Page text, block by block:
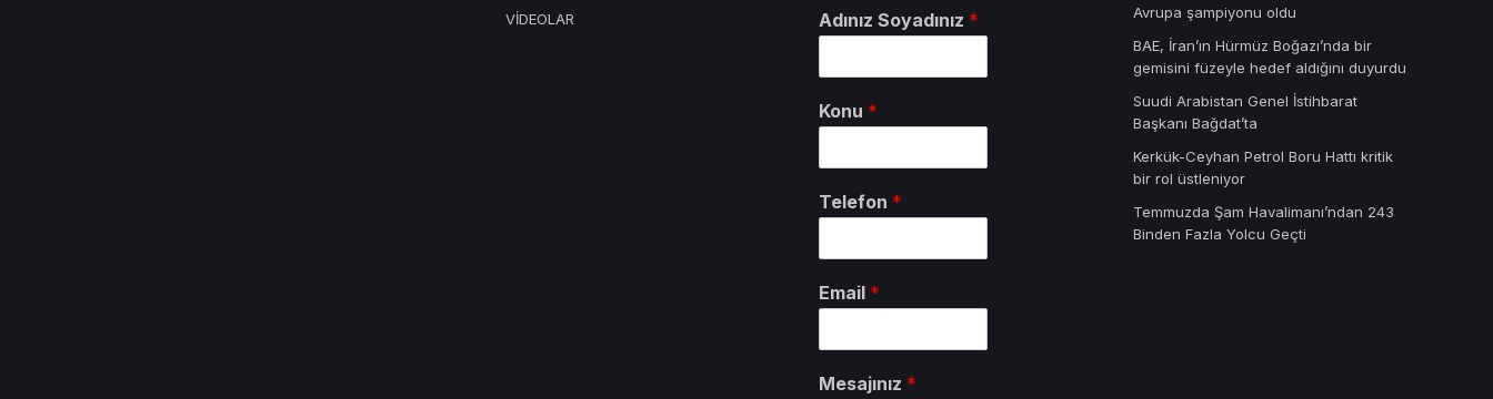
VİDEOLAR
Adınız Soyadınız *
Konu *
Telefon *
Email *
Mesajınız *
Avrupa şampiyonu oldu
BAE, İran’ın Hürmüz Boğazı’nda bir
gemisini füzeyle hedef aldığını duyurdu
Suudi Arabistan Genel İstihbarat
Başkanı Bağdat’ta
Kerkük-Ceyhan Petrol Boru Hattı kritik
bir rol üstleniyor
Temmuzda Şam Havalimanı’ndan 243
Binden Fazla Yolcu Geçti